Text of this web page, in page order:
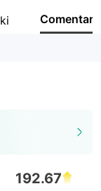
Comentar
192.67